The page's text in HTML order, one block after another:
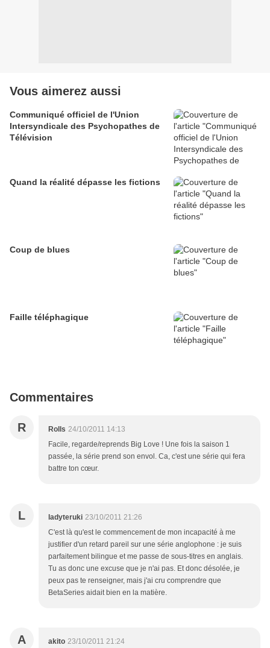
Vous aimerez aussi
Communiqué officiel de l'Union
Intersyndicale des Psychopathes de
Télévision
Quand la réalité dépasse les fictions
Coup de blues
Faille téléphagique
Commentaires
R Rolls 24/10/2011 14:13
Facile, regarde/reprends Big Love ! Une fois la saison 1
passée, la série prend son envol. Ca, c'est une série qui fera
battre ton cœur.
L ladyteruki 23/10/2011 21:26
C'est là qu'est le commencement de mon incapacité à me
justifier d'un retard pareil sur une série anglophone : je suis
parfaitement bilingue et me passe de sous-titres en anglais.
Tu as donc une excuse que je n'ai pas. Et donc désolée, je
peux pas te renseigner, mais j'ai cru comprendre que
BetaSeries aidait bien en la matière.
A akito 23/10/2011 21:24